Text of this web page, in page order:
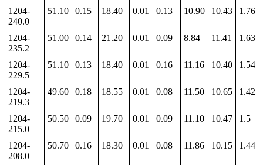
1204-
240.0
51.10 0.15 18.40 0.01 0.13 10.90 10.43 1.76
1204-
235.2
51.00 0.14 21.20 0.01 0.09 8.84 11.41 1.63
1204-
229.5
51.10 0.13 18.40 0.01 0.16 11.16 10.40 1.54
1204-
219.3
49.60 0.18 18.55 0.01 0.08 11.50 10.65 1.42
1204-
215.0
50.50 0.09 19.70 0.01 0.09 11.10 10.47 1.5
1204-
208.0
50.70 0.16 18.30 0.01 0.08 11.86 10.15 1.44